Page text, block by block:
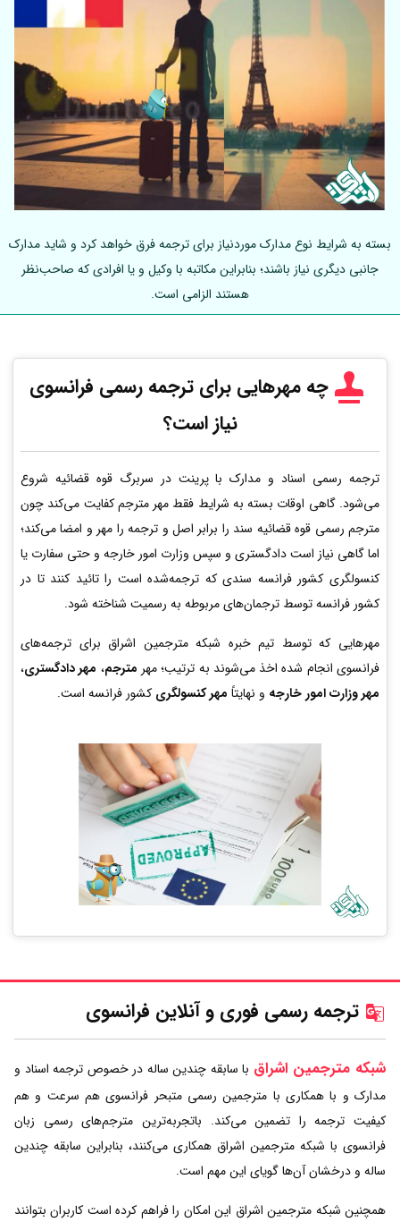
بسته به شرایط نوع مدارک موردنیاز برای ترجمه فرق خواهد کرد و شاید مدارک
جانبی دیگری نیاز باشند؛ بنابراین مکاتبه با وکیل و یا افرادی که صاحب‌نظر
هستند الزامی است.
چه مهرهایی برای ترجمه رسمی فرانسوی
نیاز است؟
ترجمه رسمی اسناد و مدارک با پرینت در سربرگ قوه قضائیه شروع
می‌شود. گاهی اوقات بسته به شرایط فقط مهر مترجم کفایت می‌کند چون
مترجم رسمی قوه قضائیه سند را برابر اصل و ترجمه را مهر و امضا می‌کند؛
اما گاهی نیاز است دادگستری و سپس وزارت امور خارجه و حتی سفارت یا
کنسولگری کشور فرانسه سندی که ترجمه‌شده است را تائید کنند تا در
کشور فرانسه توسط ترجمان‌های مربوطه به رسمیت شناخته شود.
مهرهایی که توسط تیم خبره شبکه مترجمین اشراق برای ترجمه‌های
فرانسوی انجام شده اخذ می‌شوند به ترتیب؛ مهر مترجم، مهر دادگستری،
مهر وزارت امور خارجه و نهایتاً مهر کنسولگری کشور فرانسه است.
ترجمه رسمی فوری و آنلاین فرانسوی
شبکه مترجمین اشراق با سابقه چندین ساله در خصوص ترجمه اسناد و
مدارک و با همکاری با مترجمین رسمی متبحر فرانسوی هم سرعت و هم
کیفیت ترجمه را تضمین می‌کند. باتجربه‌ترین مترجم‌های رسمی زبان
فرانسوی با شبکه مترجمین اشراق همکاری می‌کنند، بنابراین سابقه چندین
ساله و درخشان آن‌ها گویای این مهم است.
همچنین شبکه مترجمین اشراق این امکان را فراهم کرده است کاربران بتوانند